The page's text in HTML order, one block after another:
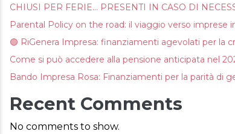
Blog
Contatti
AREA RISERVATA
CHIUSI PER FERIE… PRESENTI IN CASO DI
Parental Policy on the road: il viaggio verso imprese
🟢 RiGenera Impresa: finanziamenti agevolati per la
Come si può accedere alla pensione anticipata nel
Bando Impresa Rosa: Finanziamenti per la parità di
Recent Comments
No comments to show.